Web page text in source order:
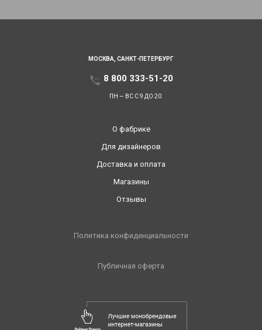
МОСКВА, САНКТ-ПЕТЕРБУРГ
8 800 333-51-20
ПН — ВС С 9 ДО 20
О фабрике
Для дизайнеров
Доставка и оплата
Магазины
Отзывы
Политика конфиденциальности
Публичная оферта